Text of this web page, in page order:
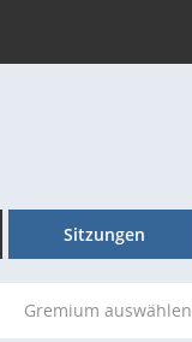
Sitzungen
Gremium auswählen